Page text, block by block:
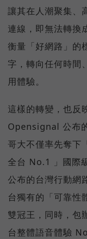
讓其在人潮聚集、
連線，即無法轉換
衡量「好網路」的
字，轉向任何時間
用體驗。
這樣的轉變，也反
Opensignal 公布
哥大不僅率先奪下
全台 No.1 」國際
公布的台灣行動網
台獨有的「可靠性
雙冠王，同時，包
台整體語音體驗